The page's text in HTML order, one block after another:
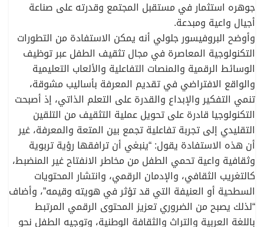
جوهره استثمار في مستقبل المجتمع وقدرته على صناعة
أجيال واعية ومبدعة.
وأوضح البروفيسور جلولي أنه يمكن الاستفادة من التطورات
التكنولوجية المعاصرة في مجال تثقيف الطفل عبر توظيف
الوسائط الرقمية والمنصات التفاعلية والألعاب التعليمية
والواقع الافتراضي في تقديم المعرفة بأساليب مشوقة،
تنمي التفكير والإبداع والقدرة على التعلم الذاتي، إذ أصبحت
التكنولوجيا قادرة على تحويل عملية التثقيف من التلقين
التقليدي إلى تجربة تفاعلية تجمع بين المتعة والمعرفة، غير
أن هذه الاستفادة يقول: “ينبغي أن ترافقها رؤية تربوية
وثقافية واعية تحمي الطفل من مخاطر الانفتاح غير المنضبط،
كالتغريب الثقافي، والإدمان الرقمي، وانتشار المحتويات
السطحية أو العنيفة التي قد تؤثر في هويته وقيمه”، وأضاف
“لذلك يصبح من الضروري تعزيز المحتوى الرقمي المرتبط
باللغة العربية والتراث والثقافة الوطنية، وتوجيه الطفل نحو